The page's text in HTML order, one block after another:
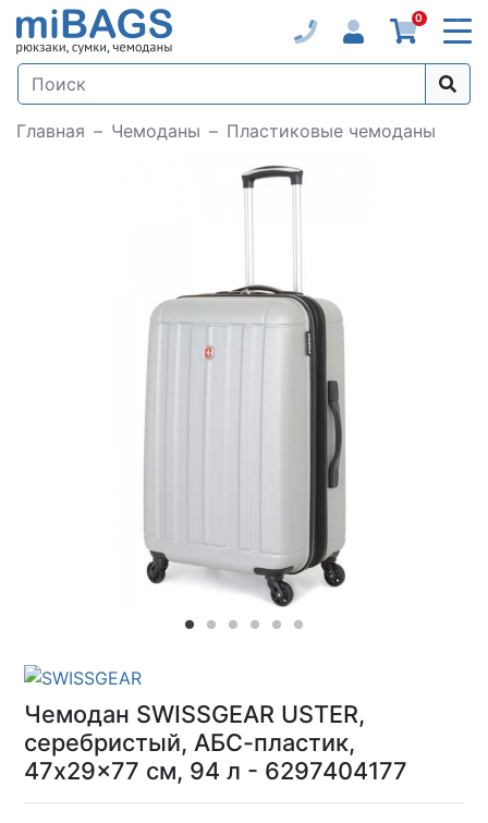
0
Главная Чемоданы Пластиковые чемоданы
Чемодан SWISSGEAR USTER,
серебристый, АБС-пластик,
47x29x77 см, 94 л - 6297404177